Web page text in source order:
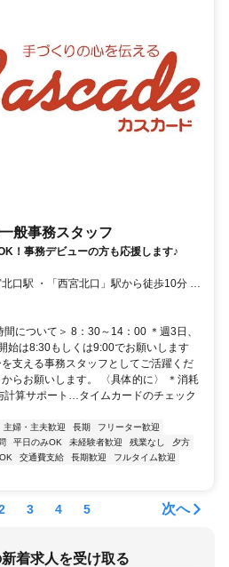
般事務スタッフ
！事務デビューの方も応援します♪
徒歩10分 ・
、
について＞ 8：30～14：00 ＊週3日、
始は8:30もしくは9:00でお願いします
支える事務スタッフとしてご活躍くだ
らお願いします。 〈具体的に〉 ＊消耗
計算サポート…タイムカードのチェック
主婦・主夫歓迎 長期
フリーター歓迎
平日のみOK 未経験者歓迎 残業なし
夕方
交通費支給 長期歓迎
フルタイム歓迎
3 4 5 次へ
着求人を受け取る